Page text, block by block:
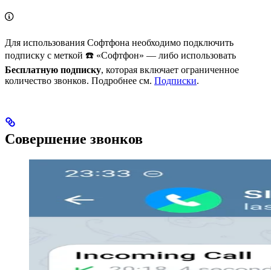
Для использования Софтфона необходимо подключить
подписку с меткой ☎️ «Софтфон» — либо использовать
Бесплатную подписку, которая включает ограниченное
количество звонков. Подробнее см. Подписки.
Совершение звонков